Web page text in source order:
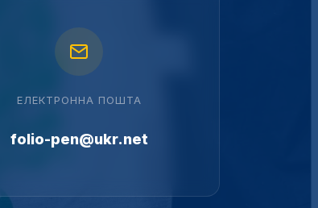
ЕЛЕКТРОННА ПОШТА
folio-pen@ukr.net